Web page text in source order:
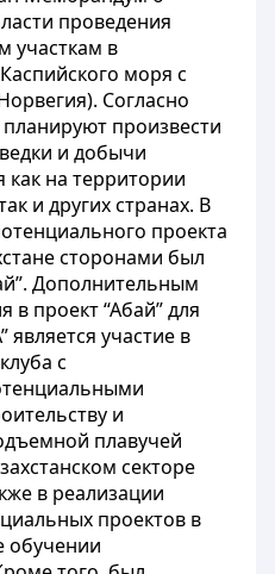
проведения
участкам в
моря с
Согласно
произвести
и добычи
как на территории
и других странах. В
проекта
сторонами был
Дополнительным
в проект “Абай” для
является участие в
с
и
плавучей
секторе
в реализации
проектов в
обучении